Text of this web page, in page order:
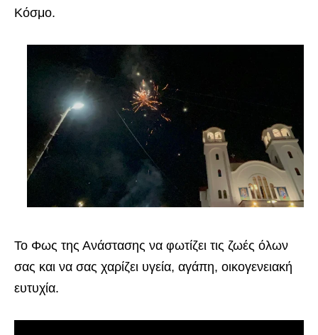
Κόσμο.
Το Φως της Ανάστασης να φωτίζει τις ζωές όλων
σας και να σας χαρίζει υγεία, αγάπη, οικογενειακή
ευτυχία.